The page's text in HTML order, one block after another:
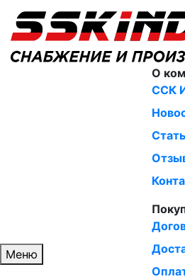
Меню
О
ССК